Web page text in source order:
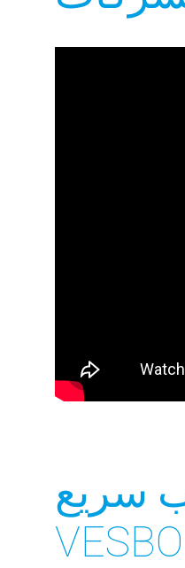
سريع
VESBO